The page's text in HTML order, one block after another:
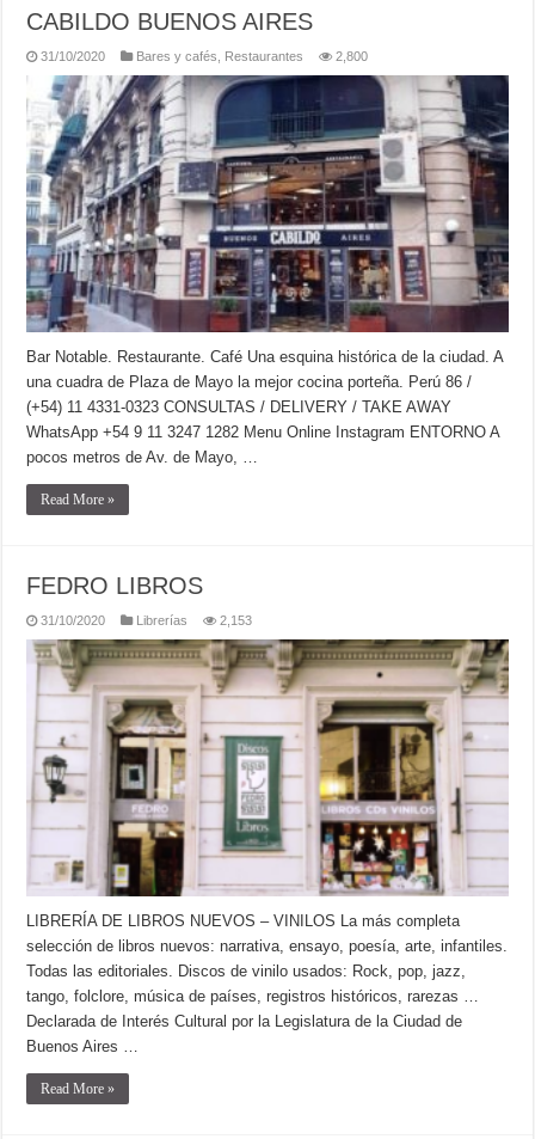
CABILDO BUENOS AIRES
31/10/2020 Bares y cafés Restaurantes 2,800
Bar Notable. Restaurante. Café Una esquina histórica de la ciudad. A
una cuadra de Plaza de Mayo la mejor cocina porteña. Perú 86 /
(+54) 11 4331-0323 CONSULTAS / DELIVERY / TAKE AWAY
WhatsApp +54 9 11 3247 1282 Menu Online Instagram ENTORNO A
pocos metros de Av. de Mayo, …
Read More »
FEDRO LIBROS
31/10/2020 Librerías 2,153
LIBRERÍA DE LIBROS NUEVOS – VINILOS La más completa
selección de libros nuevos: narrativa, ensayo, poesía, arte, infantiles.
Todas las editoriales. Discos de vinilo usados: Rock, pop, jazz,
tango, folclore, música de países, registros históricos, rarezas …
Declarada de Interés Cultural por la Legislatura de la Ciudad de
Buenos Aires …
Read More »